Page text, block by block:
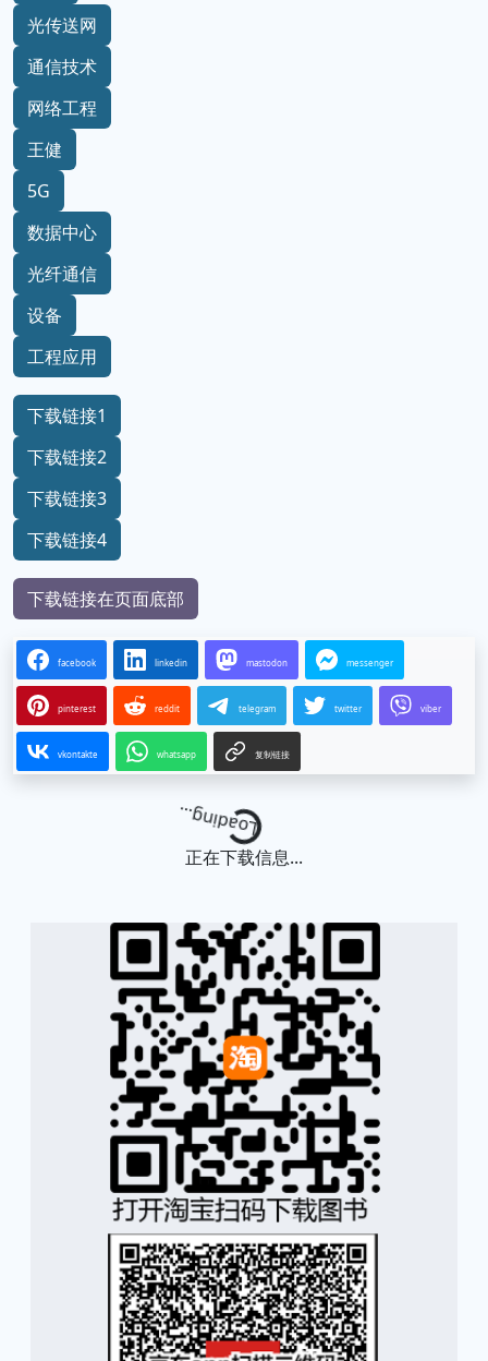
光传送网
通信技术
网络工程
王健
5G
数据中心
光纤通信
设备
工程应用
下载链接1
下载链接2
下载链接3
下载链接4
下载链接在页面底部
facebook linkedin mastodon messenger
pinterest reddit telegram twitter viber
vkontakte whatsapp 复制链接
Loading...
正在下载信息...